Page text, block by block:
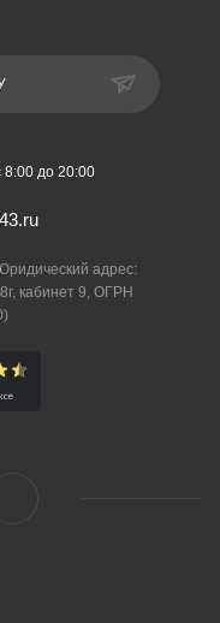
8:00 до 20:00
адрес:
кабинет 9, ОГРН